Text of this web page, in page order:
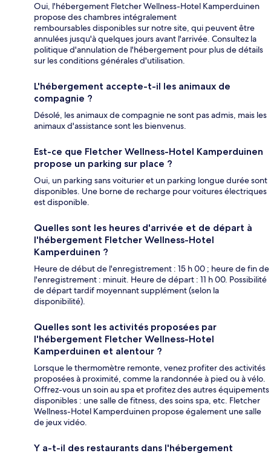
Oui, l'hébergement Fletcher Wellness-Hotel Kamperduinen
propose des chambres intégralement
remboursables disponibles sur notre site, qui peuvent être
annulées jusqu'à quelques jours avant l'arrivée. Consultez la
politique d'annulation de l'hébergement pour plus de détails
sur les conditions générales d'utilisation.
L'hébergement accepte-t-il les animaux de
compagnie ?
Désolé, les animaux de compagnie ne sont pas admis, mais les
animaux d'assistance sont les bienvenus.
Est-ce que Fletcher Wellness-Hotel Kamperduinen
propose un parking sur place ?
Oui, un parking sans voiturier et un parking longue durée sont
disponibles. Une borne de recharge pour voitures électriques
est disponible.
Quelles sont les heures d'arrivée et de départ à
l'hébergement Fletcher Wellness-Hotel
Kamperduinen ?
Heure de début de l'enregistrement : 15 h 00 ; heure de fin de
l'enregistrement : minuit. Heure de départ : 11 h 00. Possibilité
de départ tardif moyennant supplément (selon la
disponibilité).
Quelles sont les activités proposées par
l'hébergement Fletcher Wellness-Hotel
Kamperduinen et alentour ?
Lorsque le thermomètre remonte, venez profiter des activités
proposées à proximité, comme la randonnée à pied ou à vélo.
Offrez-vous un soin au spa et profitez des autres équipements
disponibles : une salle de fitness, des soins spa, etc. Fletcher
Wellness-Hotel Kamperduinen propose également une salle
de jeux vidéo.
Y a-t-il des restaurants dans l'hébergement